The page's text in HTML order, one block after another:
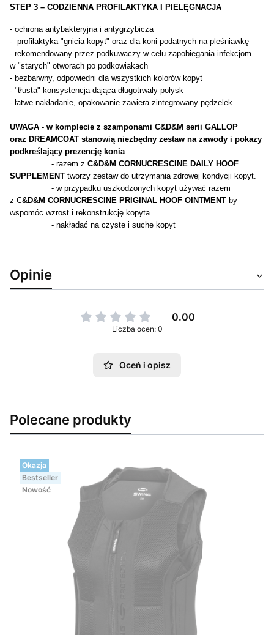
STEP 3 – CODZIENNA PROFILAKTYKA I PIELĘGNACJA
- ochrona antybakteryjna i antygrzybicza
- profilaktyka "gnicia kopyt" oraz dla koni podatnych na pleśniawkę
- rekomendowany przez podkuwaczy w celu zapobiegania infekcjom
w "starych" otworach po podkowiakach
- bezbarwny, odpowiedni dla wszystkich kolorów kopyt
- "tłusta" konsystencja dająca długotrwały połysk
- łatwe nakładanie, opakowanie zawiera zintegrowany pędzelek
UWAGA - w komplecie z szamponami C&D&M serii GALLOP
oraz DREAMCOAT stanowią niezbędny zestaw na zawody i pokazy
podkreślający prezencję konia
- razem z C&D&M CORNUCRESCINE DAILY HOOF
SUPPLEMENT tworzy zestaw do utrzymania zdrowej kondycji kopyt.
- w przypadku uszkodzonych kopyt używać razem
z C&D&M CORNUCRESCINE PRIGINAL HOOF OINTMENT by
wspomóc wzrost i rekonstrukcję kopyta
- nakładać na czyste i suche kopyt
Opinie
0.00
Liczba ocen: 0
Oceń i opisz
Polecane produkty
Okazja
Bestseller
Nowość